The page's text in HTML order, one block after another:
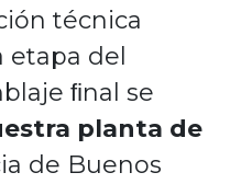
técnica
etapa del
ﬁnal se
planta de
de Buenos